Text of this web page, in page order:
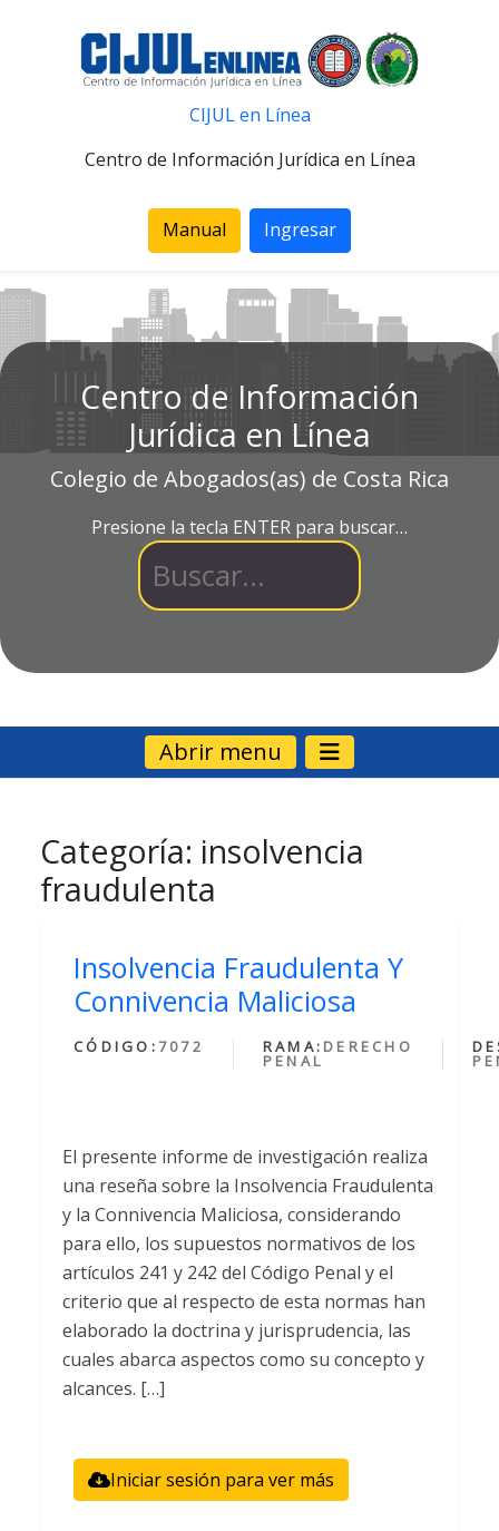
CIJUL en Línea
Centro de Información Jurídica en Línea
Manual Ingresar
Centro de Información
Jurídica en Línea
Colegio de Abogados(as) de Costa Rica
Presione la tecla ENTER para buscar…
Abrir menu
Categoría: insolvencia
fraudulenta
Insolvencia Fraudulenta Y
Connivencia Maliciosa
CÓDIGO: 7072 RAMA: DERECHO
PENAL
El presente informe de investigación realiza
una reseña sobre la Insolvencia Fraudulenta
y la Connivencia Maliciosa, considerando
para ello, los supuestos normativos de los
artículos 241 y 242 del Código Penal y el
criterio que al respecto de esta normas han
elaborado la doctrina y jurisprudencia, las
cuales abarca aspectos como su concepto y
alcances. […]
Iniciar sesión para ver más